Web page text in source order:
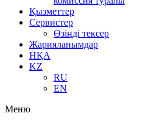
Қызметтер
Сервистер
Өзіңді тексер
Жарияланымдар
НҚА
KZ
RU
EN
Меню